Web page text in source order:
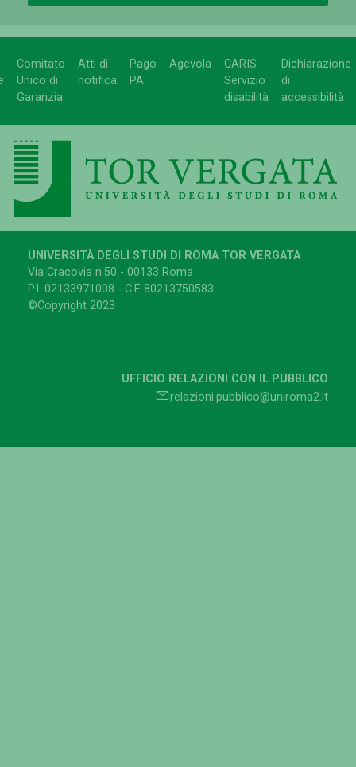
Comitato
Unico di
Garanzia
Atti di
notifica
Pago
PA
Agevola
CARIS -
Servizio
disabilità
Dichiarazione
di
accessibilità
UNIVERSITÀ DEGLI STUDI DI ROMA TOR VERGATA
Via Cracovia n.50 - 00133 Roma
P.I. 02133971008 - C.F. 80213750583
©Copyright 2023
UFFICIO RELAZIONI CON IL PUBBLICO
relazioni.pubblico@uniroma2.it